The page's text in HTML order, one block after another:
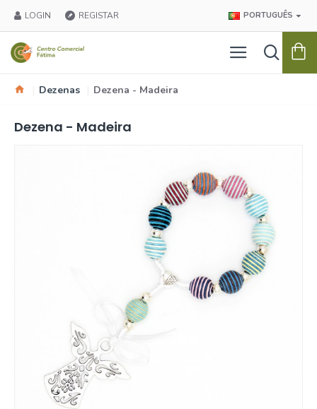
LOGIN REGISTAR PORTUGUÊS
Dezenas Dezena - Madeira
Dezena - Madeira